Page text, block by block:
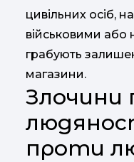
цивільних осіб,
військовими або
грабують
магазини.
Злочини
проти